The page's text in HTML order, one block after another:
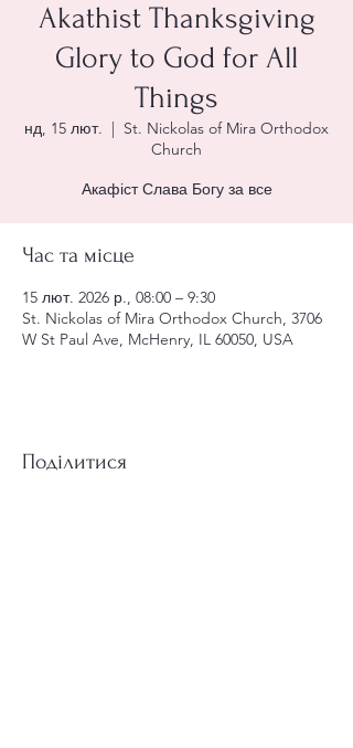
Akathist Thanksgiving
Glory to God for All
Things
нд, 15 лют.
  |
St. Nickolas of Mira Orthodox
Church
Акафіст Слава Богу за все
Час та місце
15 лют. 2026 р., 08:00 – 9:30
St. Nickolas of Mira Orthodox Church, 3706
W St Paul Ave, McHenry, IL 60050, USA
Поділитися